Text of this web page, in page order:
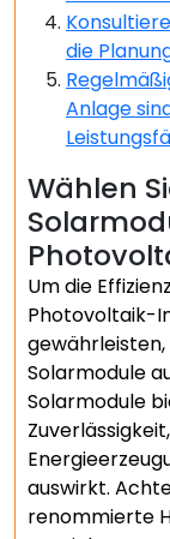
die
Anlage
Wählen
Um die
Photovoltaik-
Solarmodule
Solarmodule
auswirkt.
renommierte